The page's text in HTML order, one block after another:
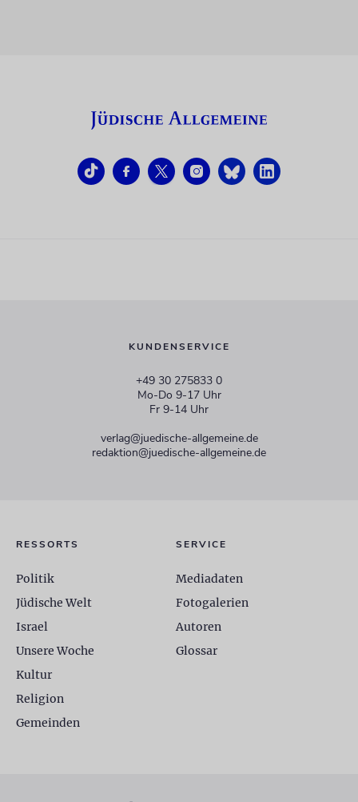
KUNDENSERVICE
+49 30 275833 0
Mo-Do 9-17 Uhr
Fr 9-14 Uhr
verlag@juedische-allgemeine.de
redaktion@juedische-allgemeine.de
RESSORTS
Politik
Jüdische Welt
Israel
Unsere Woche
Kultur
Religion
Gemeinden
SERVICE
Mediadaten
Fotogalerien
Autoren
Glossar